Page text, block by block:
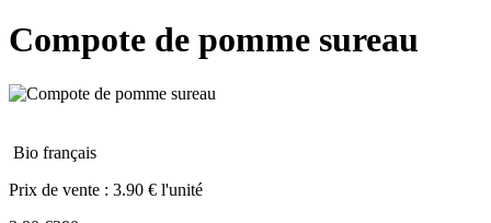
Compote de pomme sureau
Bio français
Prix de vente : 3.90 € l'unité